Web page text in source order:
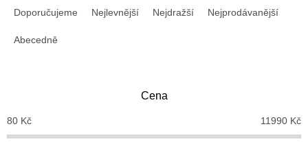
o
d
Doporučujeme Nejlevnější Nejdražší Nejprodávanější
Abecedně
Cena
80 Kč 11990 Kč